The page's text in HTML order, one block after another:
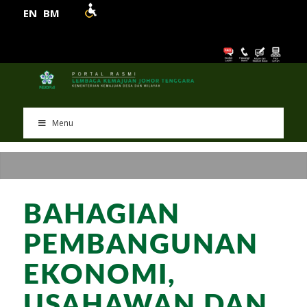
EN BM
Menu
BAHAGIAN
PEMBANGUNAN
EKONOMI,